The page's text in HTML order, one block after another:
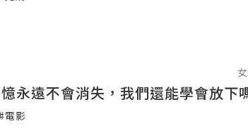
永遠不會消失，我們還能學會放下
電影